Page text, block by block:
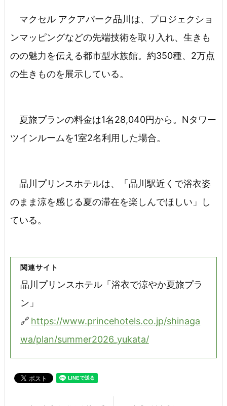
マクセル アクアパーク品川は、プロジェクショ
ンマッピングなどの先端技術を取り入れ、生きも
のの魅力を伝える都市型水族館。約350種、2万点
の生きものを展示している。
夏旅プランの料金は1名28,040円から。Nタワー
ツインルームを1室2名利用した場合。
品川プリンスホテルは、「品川駅近くで浴衣姿
のまま涼を感じる夏の滞在を楽しんでほしい」し
ている。
関連サイト
品川プリンスホテル「浴衣で涼やか夏旅プラ
ン」
🔗 https://www.princehotels.co.jp/shinaga
wa/plan/summer2026_yukata/